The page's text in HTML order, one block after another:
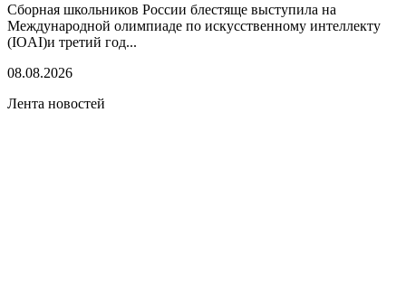
Сборная школьников России блестяще выступила на
Международной олимпиаде по искусственному интеллекту
(IOAI)и третий год...
08.08.2026
Лента новостей